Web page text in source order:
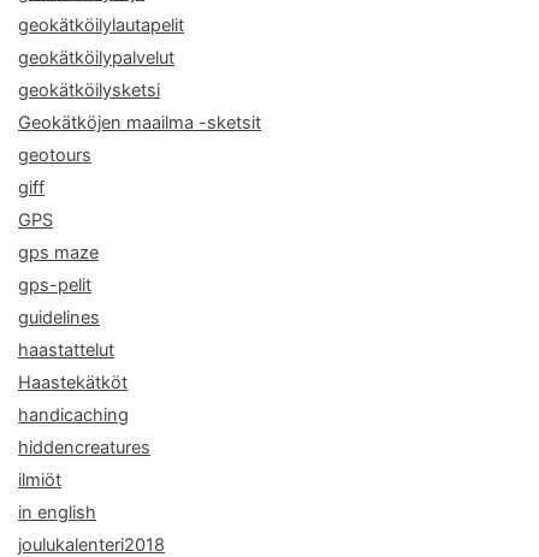
geokätköilylautapelit
geokätköilypalvelut
geokätköilysketsi
Geokätköjen maailma -sketsit
geotours
giff
GPS
gps maze
gps-pelit
guidelines
haastattelut
Haastekätköt
handicaching
hiddencreatures
ilmiöt
in english
joulukalenteri2018